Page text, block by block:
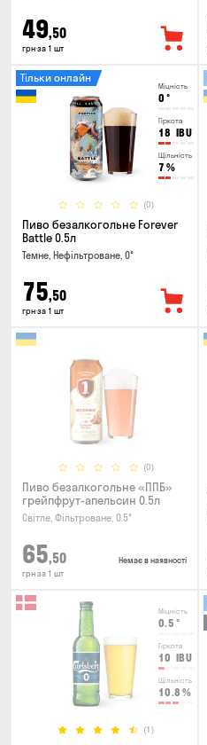
49,50
грн за 1 шт
Міцність
0 °
Гіркота
18 IBU
Щільність
7 %
(0)
Тільки онлайн
Пиво безалкогольне Forever
Battle 0.5л
Темне, Нефільтроване, 0°
75,50
грн за 1 шт
(0)
Пиво безалкогольне «ППБ»
грейпфрут-апельсин 0.5л
Світле, Фільтроване, 0.5°
65,50
грн за 1 шт
Немає в наявності
Міцність
0.5 °
Гіркота
10 IBU
Щільність
10.8 %
(1)